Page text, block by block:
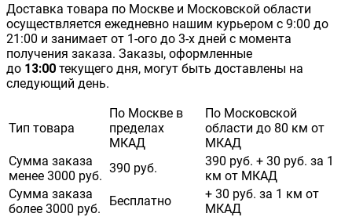
Доставка товара по Москве и Московской области
осуществляется ежедневно нашим курьером с 9:00 до
21:00 и занимает от 1-ого до 3-х дней с момента
получения заказа. Заказы, оформленные
до 13:00 текущего дня, могут быть доставлены на
следующий день.
Тип товара
По Москве в
пределах
МКАД
По Московской
области до 80 км от
МКАД
Сумма заказа
менее 3000 руб.
390 руб.
390 руб. + 30 руб. за 1
км от МКАД
Сумма заказа
более 3000 руб.
Бесплатно
+ 30 руб. за 1 км от
МКАД